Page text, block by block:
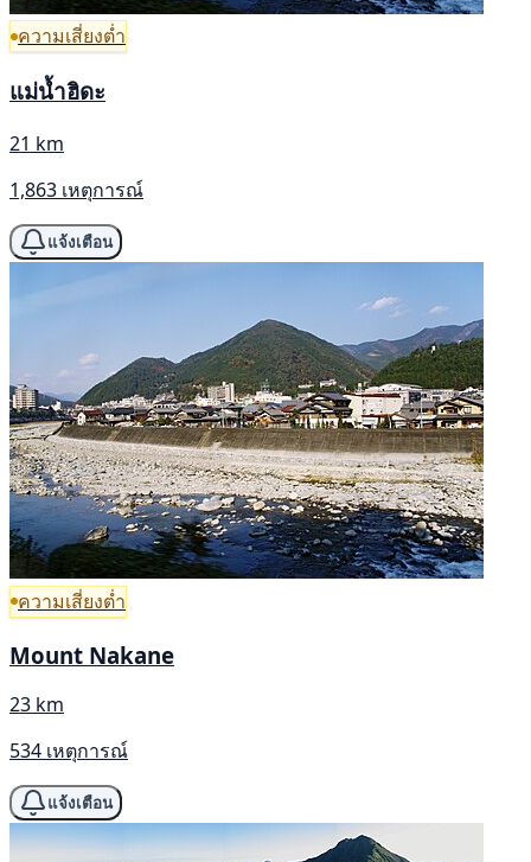
ความเสี่ยงต่ำ
แม่น้ำฮิดะ
21 km
1,863 เหตุการณ์
แจ้งเตือน
ความเสี่ยงต่ำ
Mount Nakane
23 km
534 เหตุการณ์
แจ้งเตือน